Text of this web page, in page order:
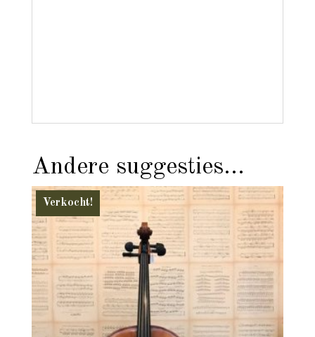
Andere suggesties…
Verkocht!